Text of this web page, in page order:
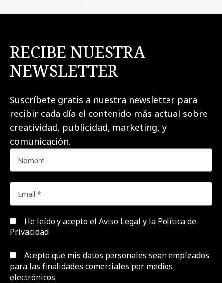
RECIBE NUESTRA
NEWSLETTER
Suscríbete gratis a nuestra newsletter para
recibir cada día el contenido más actual sobre
creatividad, publicidad, marketing, y
comunicación.
He leído y acepto el Aviso Legal y la Política de
Privacidad
Acepto que mis datos personales sean empleados
para las finalidades comerciales por medios
electrónicos